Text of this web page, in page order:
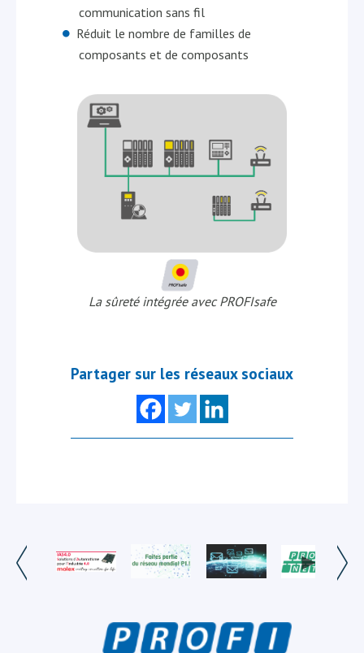
communication sans fil
Réduit le nombre de familles de
composants et de composants
La sûreté intégrée avec PROFIsafe
Partager sur les réseaux sociaux